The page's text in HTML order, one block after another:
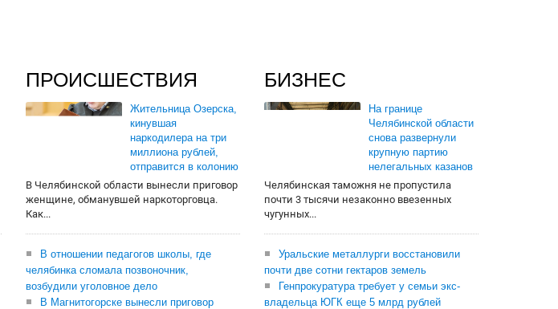
ПРОИСШЕСТВИЯ
Жительница Озерска,
кинувшая
наркодилера на три
миллиона рублей,
отправится в колонию
В Челябинской области вынесли приговор
женщине, обманувшей наркоторговца.
Как...
В отношении педагогов школы, где
челябинка сломала позвоночник,
возбудили уголовное дело
В Магнитогорске вынесли приговор
БИЗНЕС
На границе
Челябинской области
снова развернули
крупную партию
нелегальных казанов
Челябинская таможня не пропустила
почти 3 тысячи незаконно ввезенных
чугунных...
Уральские металлурги восстановили
почти две сотни гектаров земель
Генпрокуратура требует у семьи экс-
владельца ЮГК еще 5 млрд рублей